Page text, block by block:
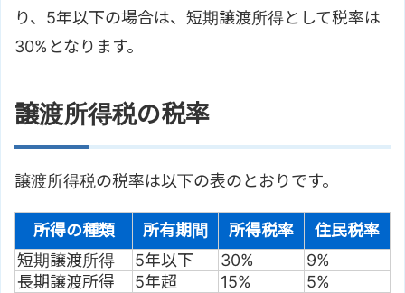
り、5年以下の場合は、短期譲渡所得として税率は
30%となります。
譲渡所得税の税率
譲渡所得税の税率は以下の表のとおりです。
所得の種類 所有期間 所得税率
住民税率
短期譲渡所得
5年以下 30%
9%
長期譲渡所得
5年超 15% 5%